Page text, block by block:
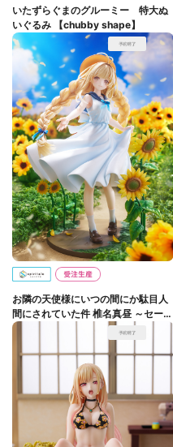
いたずらぐまのグルーミー 特大ぬ
いぐるみ 【chubby shape】
お隣の天使様にいつの間にか駄目人
間にされていた件 椎名真昼 ～セーラ
ーワンピースver.～ 1/7スケールフィ
ギュア【完全受注生産】